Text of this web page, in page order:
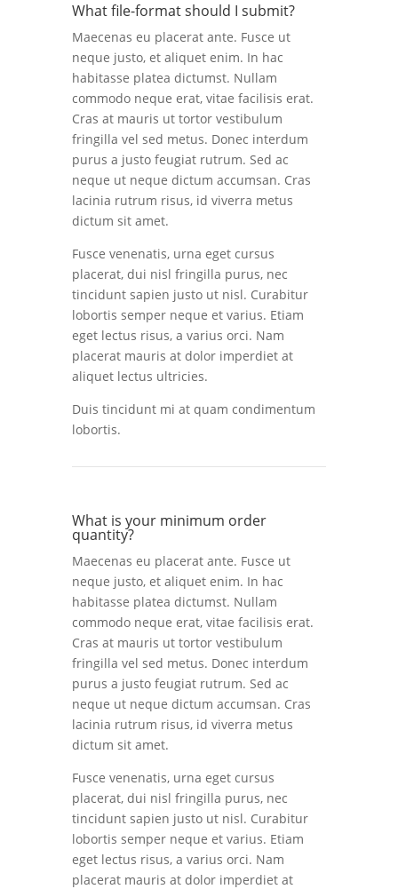
What file-format should I submit?
Maecenas eu placerat ante. Fusce ut
neque justo, et aliquet enim. In hac
habitasse platea dictumst. Nullam
commodo neque erat, vitae facilisis erat.
Cras at mauris ut tortor vestibulum
fringilla vel sed metus. Donec interdum
purus a justo feugiat rutrum. Sed ac
neque ut neque dictum accumsan. Cras
lacinia rutrum risus, id viverra metus
dictum sit amet.
Fusce venenatis, urna eget cursus
placerat, dui nisl fringilla purus, nec
tincidunt sapien justo ut nisl. Curabitur
lobortis semper neque et varius. Etiam
eget lectus risus, a varius orci. Nam
placerat mauris at dolor imperdiet at
aliquet lectus ultricies.
Duis tincidunt mi at quam condimentum
lobortis.
What is your minimum order
quantity?
Maecenas eu placerat ante. Fusce ut
neque justo, et aliquet enim. In hac
habitasse platea dictumst. Nullam
commodo neque erat, vitae facilisis erat.
Cras at mauris ut tortor vestibulum
fringilla vel sed metus. Donec interdum
purus a justo feugiat rutrum. Sed ac
neque ut neque dictum accumsan. Cras
lacinia rutrum risus, id viverra metus
dictum sit amet.
Fusce venenatis, urna eget cursus
placerat, dui nisl fringilla purus, nec
tincidunt sapien justo ut nisl. Curabitur
lobortis semper neque et varius. Etiam
eget lectus risus, a varius orci. Nam
placerat mauris at dolor imperdiet at